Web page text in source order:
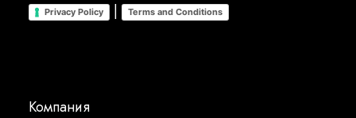
Privacy Policy | Terms and Conditions
Компания